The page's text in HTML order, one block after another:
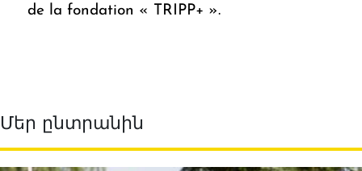
de la fondation « TRIPP+ ».
Մեր ընտրանին